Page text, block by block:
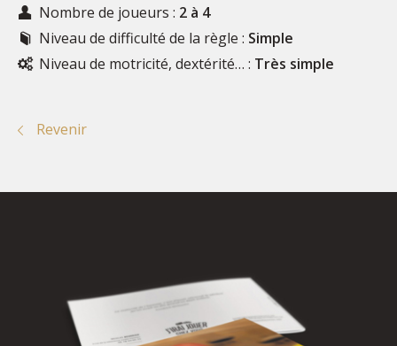
Nombre de joueurs : 2 à 4
Niveau de difficulté de la règle : Simple
Niveau de motricité, dextérité… : Très simple
Revenir